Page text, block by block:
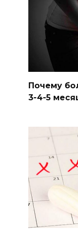
Почему
3-4-5